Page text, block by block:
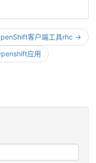
客户端工具rhc →
应用